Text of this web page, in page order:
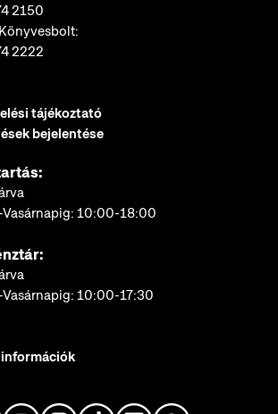
2150
2222
tájékoztató
bejelentése
10:00-18:00
10:00-17:30